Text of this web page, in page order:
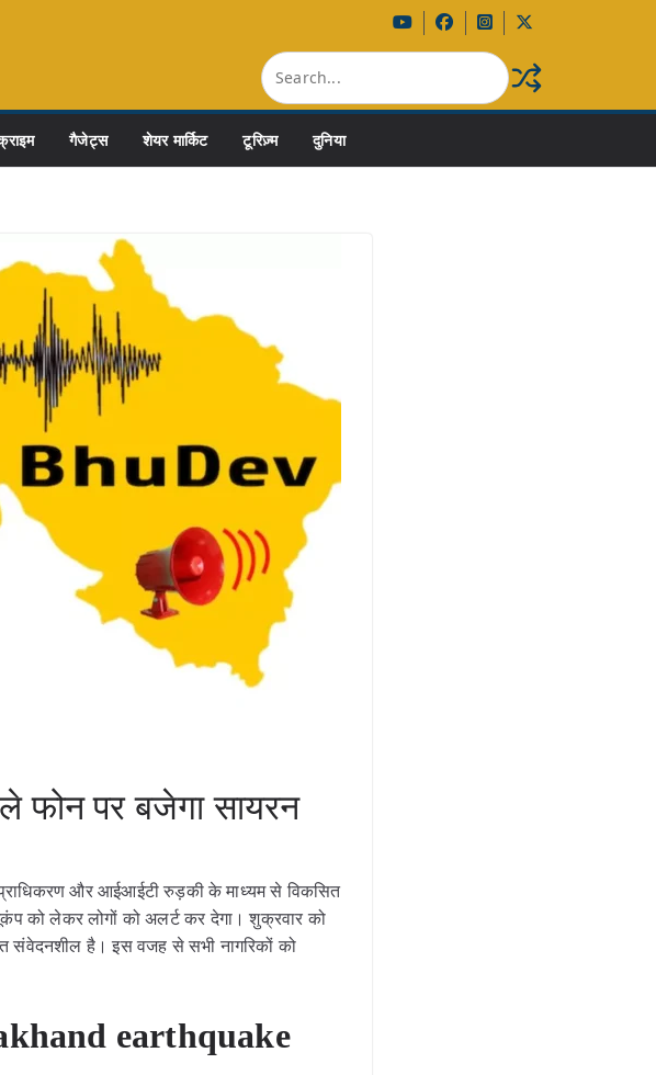
गैजेट्स शेयर मार्किट टूरिज़्म दुनिया
फोन पर बजेगा सायरन
प्राधिकरण और आईआईटी रुड़की के माध्यम से विकसित
को लेकर लोगों को अलर्ट कर देगा। शुक्रवार को
संवेदनशील है। इस वजह से सभी नागरिकों को
earthquake